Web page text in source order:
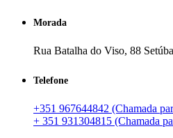
Morada
Rua Batalha do Viso, 88
Telefone
+351 967644842 (Chamada
+ 351 931304815 (Chamada